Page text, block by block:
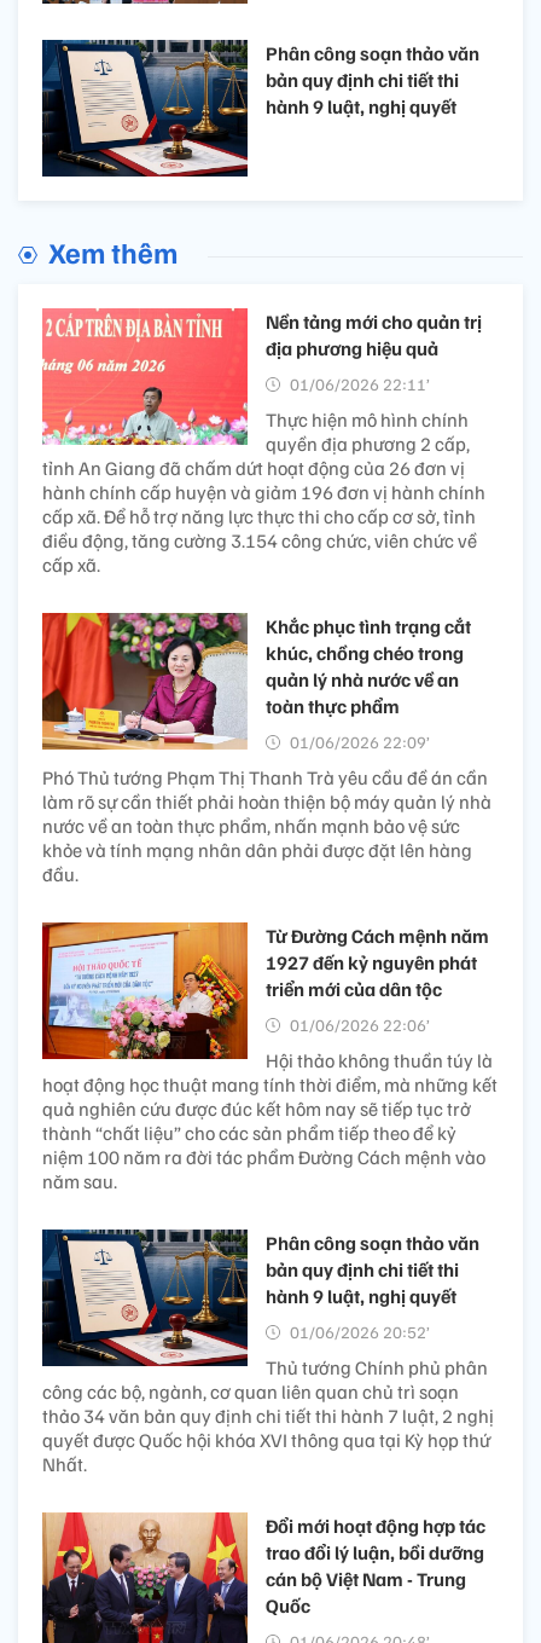
Phân công soạn thảo văn
bản quy định chi tiết thi
hành 9 luật, nghị quyết
Xem thêm
Nền tảng mới cho quản trị
địa phương hiệu quả
01/06/2026 22:11’
Thực hiện mô hình chính
quyền địa phương 2 cấp,
tỉnh An Giang đã chấm dứt hoạt động của 26 đơn vị
hành chính cấp huyện và giảm 196 đơn vị hành chính
cấp xã. Để hỗ trợ năng lực thực thi cho cấp cơ sở, tỉnh
điều động, tăng cường 3.154 công chức, viên chức về
cấp xã.
Khắc phục tình trạng cắt
khúc, chồng chéo trong
quản lý nhà nước về an
toàn thực phẩm
01/06/2026 22:09’
Phó Thủ tướng Phạm Thị Thanh Trà yêu cầu đề án cần
làm rõ sự cần thiết phải hoàn thiện bộ máy quản lý nhà
nước về an toàn thực phẩm, nhấn mạnh bảo vệ sức
khỏe và tính mạng nhân dân phải được đặt lên hàng
đầu.
Từ Đường Cách mệnh năm
1927 đến kỷ nguyên phát
triển mới của dân tộc
01/06/2026 22:06’
Hội thảo không thuần túy là
hoạt động học thuật mang tính thời điểm, mà những kết
quả nghiên cứu được đúc kết hôm nay sẽ tiếp tục trở
thành “chất liệu” cho các sản phẩm tiếp theo để kỷ
niệm 100 năm ra đời tác phẩm Đường Cách mệnh vào
năm sau.
Phân công soạn thảo văn
bản quy định chi tiết thi
hành 9 luật, nghị quyết
01/06/2026 20:52’
Thủ tướng Chính phủ phân
công các bộ, ngành, cơ quan liên quan chủ trì soạn
thảo 34 văn bản quy định chi tiết thi hành 7 luật, 2 nghị
quyết được Quốc hội khóa XVI thông qua tại Kỳ họp thứ
Nhất.
Đổi mới hoạt động hợp tác
trao đổi lý luận, bồi dưỡng
cán bộ Việt Nam - Trung
Quốc